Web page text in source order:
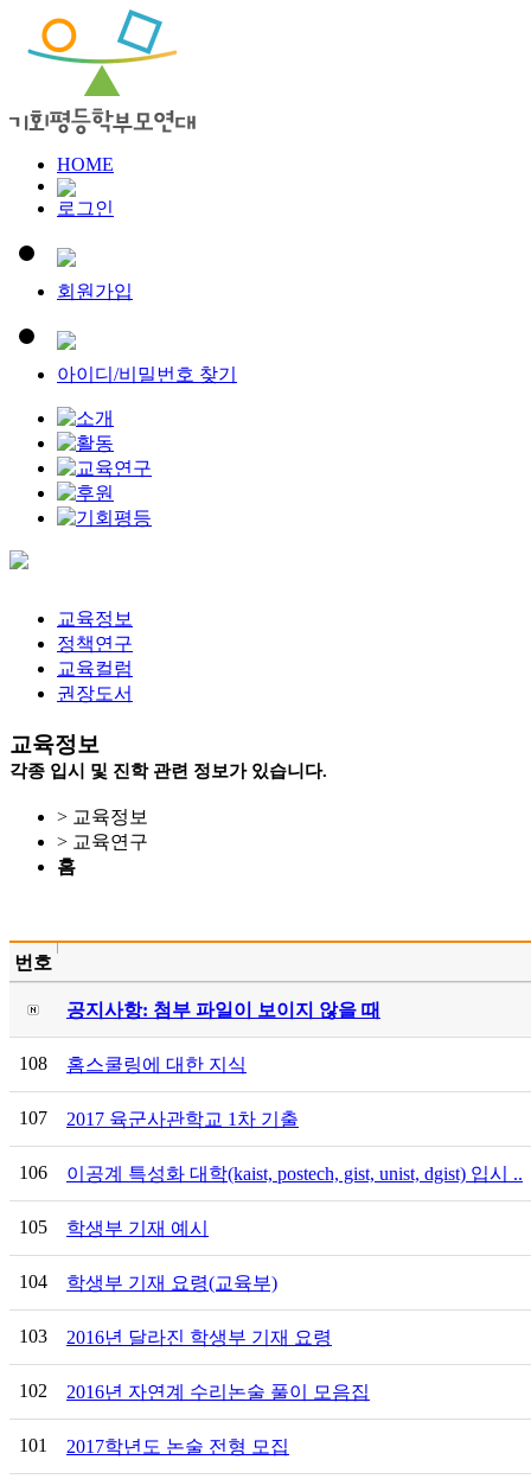
HOME
로그인
회원가입
아이디/비밀번호 찾기
교육정보
정책연구
교육컬럼
권장도서
교육정보
각종 입시 및 진학 관련 정보가 있습니다.
> 교육정보
> 교육연구
홈
번호
공지사항: 첨부 파일이 보이지 않을 때
108 홈스쿨링에 대한 지식
107 2017 육군사관학교 1차 기출
106 이공계 특성화 대학(kaist, postech, gist, unist, dgist) 입시 ..
105 학생부 기재 예시
104 학생부 기재 요령(교육부)
103 2016년 달라진 학생부 기재 요령
102 2016년 자연계 수리논술 풀이 모음집
101 2017학년도 논술 전형 모집